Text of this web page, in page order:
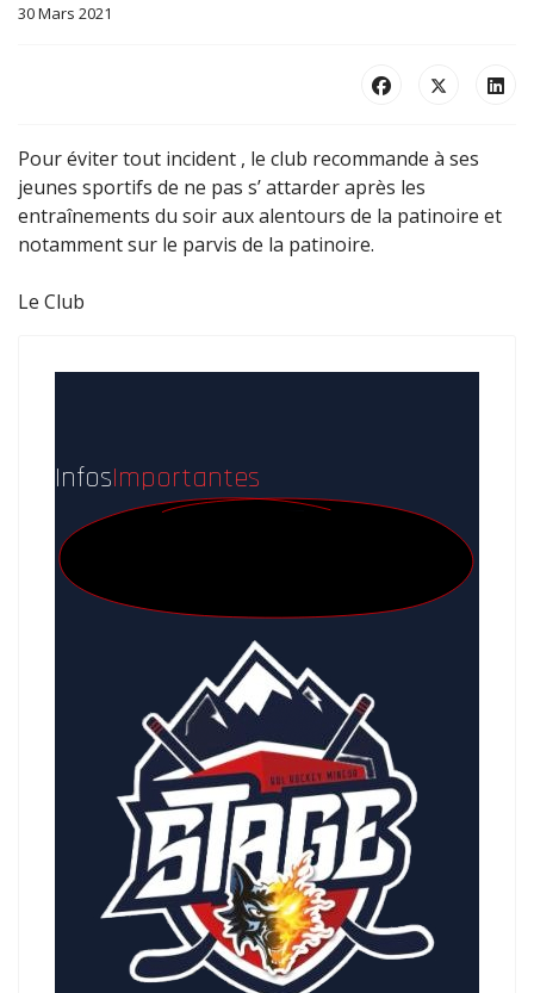
30 Mars 2021
Pour éviter tout incident , le club recommande à ses
jeunes sportifs de ne pas s’ attarder après les
entraînements du soir aux alentours de la patinoire et
notamment sur le parvis de la patinoire.
Le Club
InfosImportantes